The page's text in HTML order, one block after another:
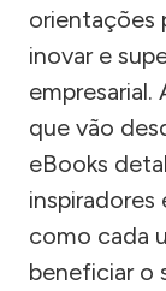
orientações
inovar e
que vão
eBooks
inspiradores
como cada
beneficiar o